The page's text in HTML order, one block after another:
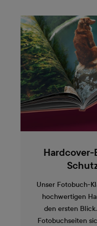
Unser Fotobuch-
hochwertigen
den ersten
Fotobuchseiten